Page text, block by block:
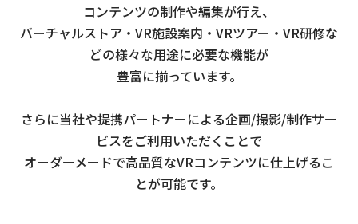
コンテンツの制作や編集が行え、
バーチャルストア・VR施設案内・VRツアー・VR研修な
どの様々な用途に必要な機能が
豊富に揃っています。
さらに当社や提携パートナーによる企画/撮影/制作サー
ビスをご利用いただくことで
オーダーメードで高品質なVRコンテンツに仕上げるこ
とが可能です。